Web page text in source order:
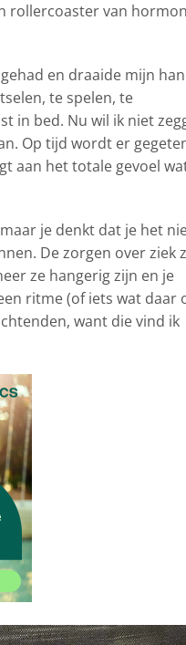
rollercoaster van
en draaide mijn
te spelen, te
in bed. Nu wil ik niet
Op tijd wordt er
aan het totale gevoel
je denkt dat je het
De zorgen over ziek
ze hangerig zijn en je
ritme (of iets wat daar
want die vind ik